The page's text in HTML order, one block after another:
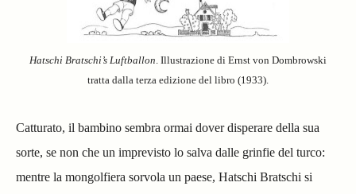
Hatschi Bratschi’s Luftballon. Illustrazione di Ernst von Dombrowski
tratta dalla terza edizione del libro (1933).
Catturato, il bambino sembra ormai dover disperare della sua
sorte, se non che un imprevisto lo salva dalle grinfie del turco:
mentre la mongolfiera sorvola un paese, Hatschi Bratschi si